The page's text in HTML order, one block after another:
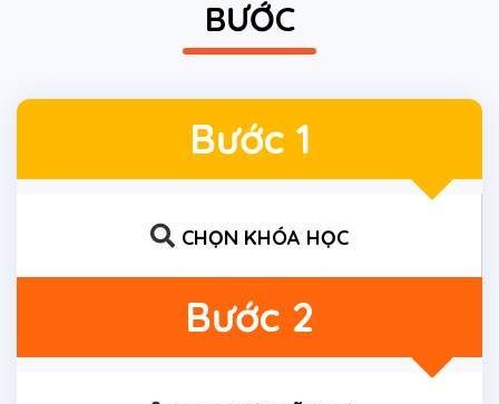
BƯỚC
Bước 1
CHỌN KHÓA HỌC
Bước 2